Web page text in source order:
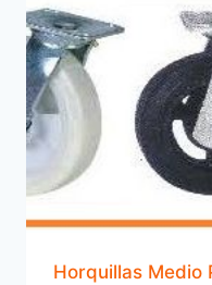
Horquillas Medio